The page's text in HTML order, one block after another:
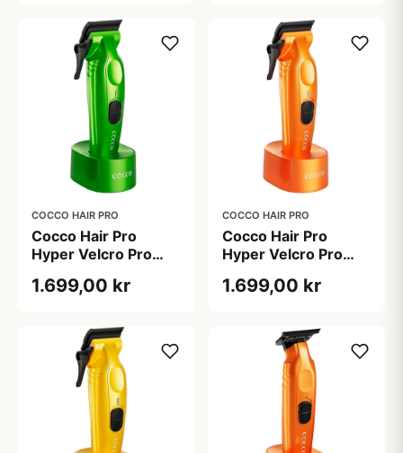
COCCO HAIR PRO
Cocco Hair Pro
Hyper Velcro Pro
1.699,00 kr
COCCO HAIR PRO
Cocco Hair Pro
Hyper Velcro Pro
1.699,00 kr